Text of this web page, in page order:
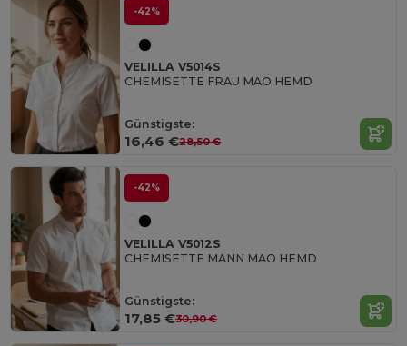
-42%
VELILLA V5014S
CHEMISETTE FRAU MAO HEMD
Günstigste:
16,46 €28,50 €
-42%
VELILLA V5012S
CHEMISETTE MANN MAO HEMD
Günstigste:
17,85 €30,90 €